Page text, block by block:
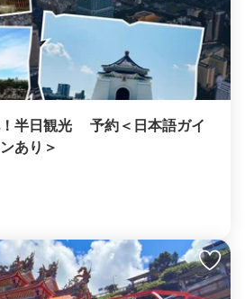
半日観光 予約＜日本語ガイ
あり＞